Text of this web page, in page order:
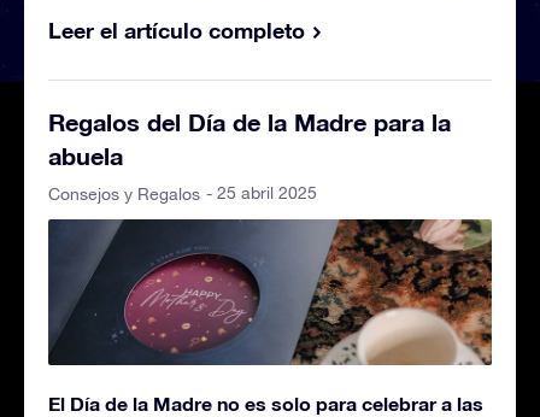
Leer el artículo completo
Regalos del Día de la Madre para la
abuela
Consejos y Regalos - 25 abril 2025
El Día de la Madre no es solo para celebrar a las